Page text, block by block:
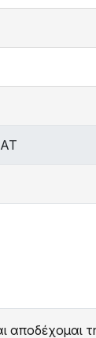
αποδέχομαι